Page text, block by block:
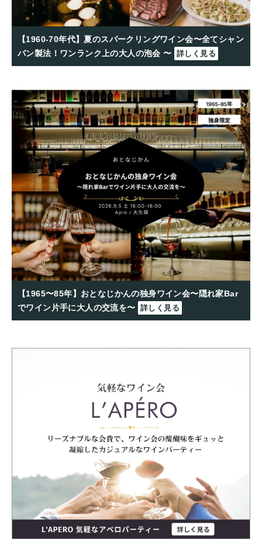
【1960-70年代】夏のスパークリングワイン会〜全てシャン
パン製法！ワンランク上の大人の泡会 〜 詳しく見る
【1965〜85年】おとなじかんの独身ワイン会〜隠れ家Bar
でワイン片手に大人の交流を〜 詳しく見る